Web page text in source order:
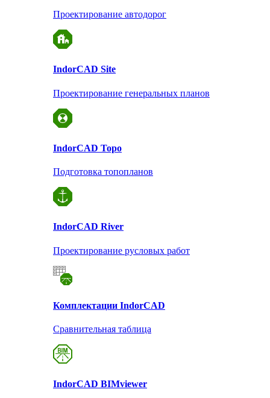
Проектирование автодорог
IndorCAD Site
Проектирование генеральных планов
IndorCAD Topo
Подготовка топопланов
IndorCAD River
Проектирование русловых работ
Комплектации IndorCAD
Сравнительная таблица
IndorCAD BIMviewer